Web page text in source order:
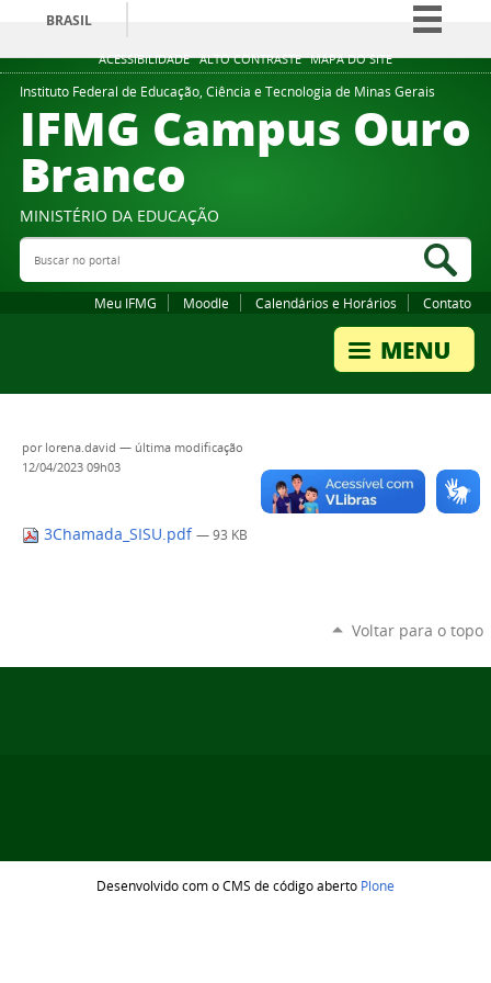
ACESSIBILIDADE ALTO CONTRASTE MAPA DO SITE
BRASIL
Simplifique!
Comunica BR
Participe
Instituto Federal de Educação, Ciência e Tecnologia de Minas Gerais
IFMG Campus Ouro
Branco
MINISTÉRIO DA EDUCAÇÃO
Buscar no portal
Meu IFMG Moodle Calendários e Horários Contato
por lorena.david — última modificação
12/04/2023 09h03
3Chamada_SISU.pdf — 93 KB
Voltar para o topo
Desenvolvido com o CMS de código aberto Plone